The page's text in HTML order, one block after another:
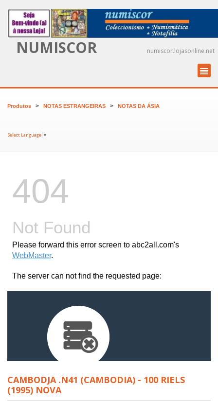
NUMISCOR numiscor.lojasonline.net
Produtos > NOTAS ESTRANGEIRAS > NOTAS DA ÁSIA
Select Language ▼
CAMBODJA .N41 (CAMBODIA) - 100 RIELS
(1995) NOVA